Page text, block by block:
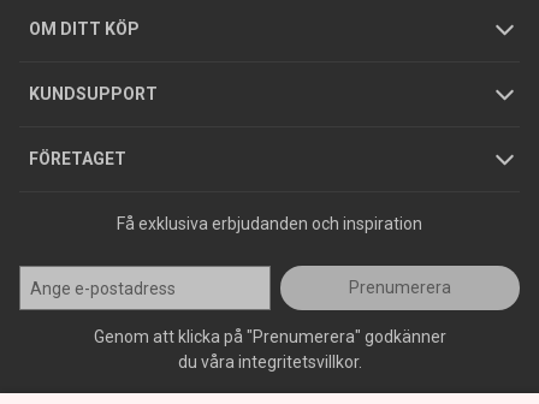
OM DITT KÖP
GDPR
KUNDSUPPORT
Köpguider
Varumärken
FÖRETAGET
Hållbarhet
Jobba hos oss
Press
Få exklusiva erbjudanden och inspiration
Prenumerera
Genom att klicka på "Prenumerera" godkänner
du våra integritetsvillkor.